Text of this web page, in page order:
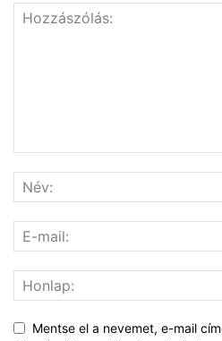
Mentse el a nevemet, e-mail